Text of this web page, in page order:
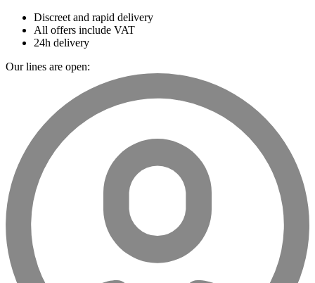
Discreet and rapid delivery
All offers include VAT
24h delivery
Our lines are open: